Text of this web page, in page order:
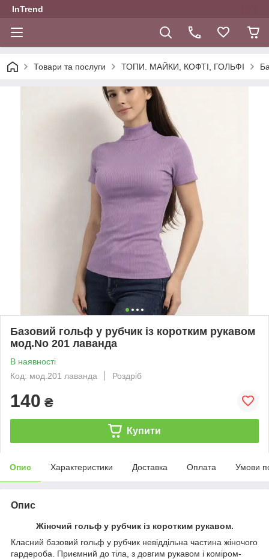
InTrend
Товари та послуги ТОПИ. МАЙКИ, КОФТІ, ГОЛЬФІ
Базовий гольф у рубчик із коротким рукавом
мод.No 201 лаванда
В наявності
Код: мод.201 лаванда
Роздріб
140 ₴
Купити
Опис Характеристики Доставка Оплата Умови
Опис
Жіночий гольф у рубчик із коротким рукавом.
Класний базовий гольф у рубчик невіддільна частина жіночого
гардероба. Приємний до тіла, з довгим рукавом і коміром-